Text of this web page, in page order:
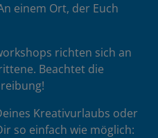
einem Ort, der Euch
richten sich an
Beachtet die
Kreativurlaubs oder
so einfach wie möglich: